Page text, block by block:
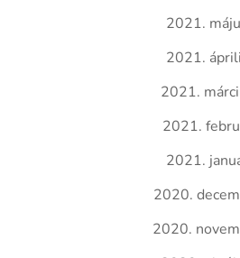
2021.
2021.
2021.
2021.
2021.
2020.
2020.